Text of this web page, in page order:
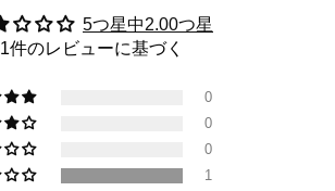
5つ星中2.00つ星
1件のレビューに基づく
0
0
0
1